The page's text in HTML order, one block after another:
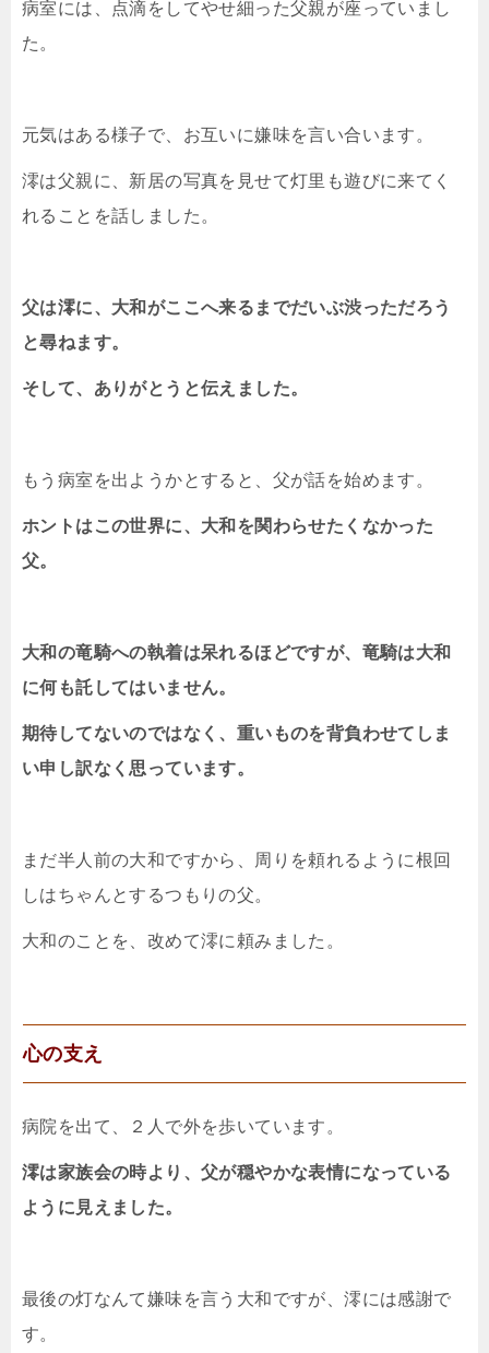
病室には、点滴をしてやせ細った父親が座っていまし
た。
元気はある様子で、お互いに嫌味を言い合います。
澪は父親に、新居の写真を見せて灯里も遊びに来てく
れることを話しました。
父は澪に、大和がここへ来るまでだいぶ渋っただろう
と尋ねます。
そして、ありがとうと伝えました。
もう病室を出ようかとすると、父が話を始めます。
ホントはこの世界に、大和を関わらせたくなかった
父。
大和の竜騎への執着は呆れるほどですが、竜騎は大和
に何も託してはいません。
期待してないのではなく、重いものを背負わせてしま
い申し訳なく思っています。
まだ半人前の大和ですから、周りを頼れるように根回
しはちゃんとするつもりの父。
大和のことを、改めて澪に頼みました。
心の支え
病院を出て、２人で外を歩いています。
澪は家族会の時より、父が穏やかな表情になっている
ように見えました。
最後の灯なんて嫌味を言う大和ですが、澪には感謝で
す。